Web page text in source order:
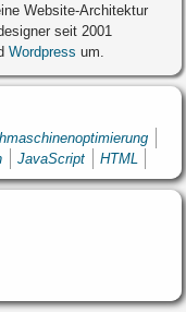
Website-Architektur
seit 2001
Wordpress um.
JavaScript HTML